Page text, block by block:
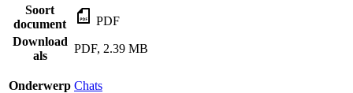
Soort
document
PDF
Download
als
PDF, 2.39 MB
Onderwerp Chats